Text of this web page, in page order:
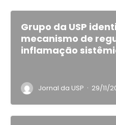
Grupo da USP
mecanismo de
inflamação
Jornal da USP · 29/11/